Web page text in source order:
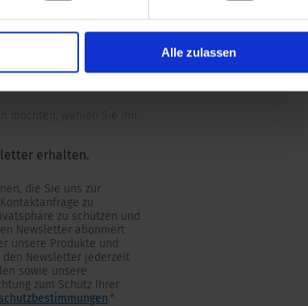
Alle zulassen
erhalten.
die Sie uns zur
zu
zu schützen und
Newsletter abonniert
unsere Produkte und
Newsletter jederzeit
sowie unsere
zum Schutz Ihrer
.*